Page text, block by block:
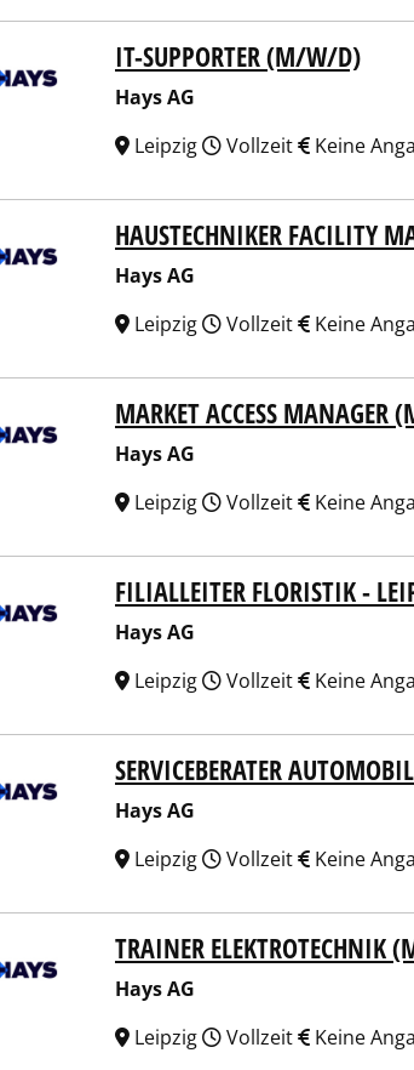
IT-SUPPORTER (M/W/D)
Hays AG
Leipzig
Vollzeit Keine
HAUSTECHNIKER FACILITY
Hays AG
Leipzig
Vollzeit Keine
MARKET ACCESS
Hays AG
Leipzig
Vollzeit Keine
FILIALLEITER FLORISTIK -
Hays AG
Leipzig
Vollzeit Keine
SERVICEBERATER
Hays AG
Leipzig
Vollzeit Keine
TRAINER ELEKTROTECHNIK
Hays AG
Leipzig
Vollzeit Keine